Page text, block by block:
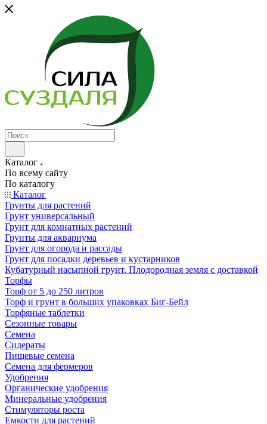
Каталог
По всему сайту
По каталогу
Каталог
Грунты для растений
Грунт универсальный
Грунт для комнатных растений
Грунты для аквариума
Грунт для огорода и рассады
Грунт для посадки деревьев и кустарников
Кубатурный насыпной грунт. Плодородная земля с доставкой
Торфы
Торф от 5 до 250 литров
Торф и грунт в больших упаковках Биг-Бейл
Торфяные таблетки
Сезонные товары
Семена
Сидераты
Пищевые семена
Семена для фермеров
Удобрения
Органические удобрения
Минеральные удобрения
Стимуляторы роста
Емкости для растений